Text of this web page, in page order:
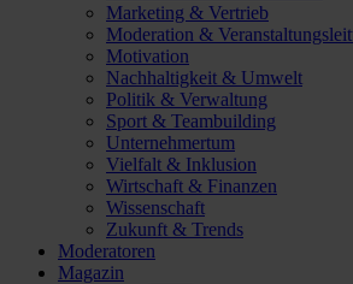
Marketing & Vertrieb
Moderation &
Motivation
Nachhaltigkeit & Umwelt
Politik & Verwaltung
Sport & Teambuilding
Unternehmertum
Vielfalt & Inklusion
Wirtschaft & Finanzen
Wissenschaft
Zukunft & Trends
Moderatoren
Magazin